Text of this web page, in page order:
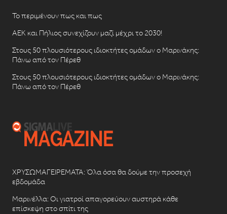
Το περιμένουν πως και πως
ΑΕΚ και Πήλιος συνεχίζουν μαζί μέχρι το 2030!
Στους 50 πλουσιότερους ιδιοκτήτες ομάδων ο Μαρινάκης:
Πάνω από τον Πέρεθ
Στους 50 πλουσιότερους ιδιοκτήτες ομάδων ο Μαρινάκης:
Πάνω από τον Πέρεθ
ΧΡΥΣΩΜΑΓΕΙΡΕΜΑΤΑ: Όλα όσα θα δούμε την προσεχή
εβδομάδα
Μαρινέλλα: Οι γιατροί απαγορεύουν αυστηρά κάθε
επίσκεψη στο σπίτι της